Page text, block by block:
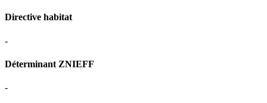
Directive habitat
-
Déterminant ZNIEFF
-